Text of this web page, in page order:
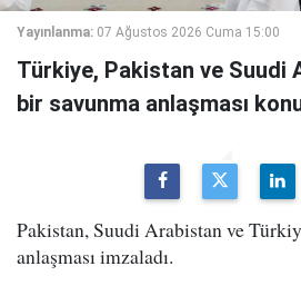
Yayınlanma: 07 Ağustos 2026 Cuma 15:00
Türkiye, Pakistan ve Suudi
bir savunma anlaşması
Pakistan, Suudi Arabistan ve
anlaşması imzaladı.